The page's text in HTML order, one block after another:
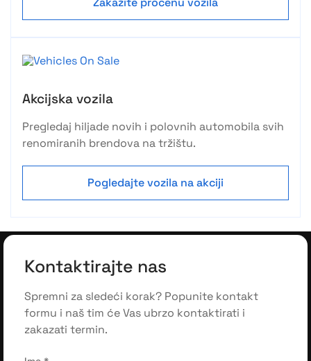
Akcijska vozila
Pregledaj hiljade novih i polovnih automobila svih
renomiranih brendova na tržištu.
Pogledajte vozila na akciji
Kontaktirajte nas
Spremni za sledeći korak? Popunite kontakt
formu i naš tim će Vas ubrzo kontaktirati i
zakazati termin.